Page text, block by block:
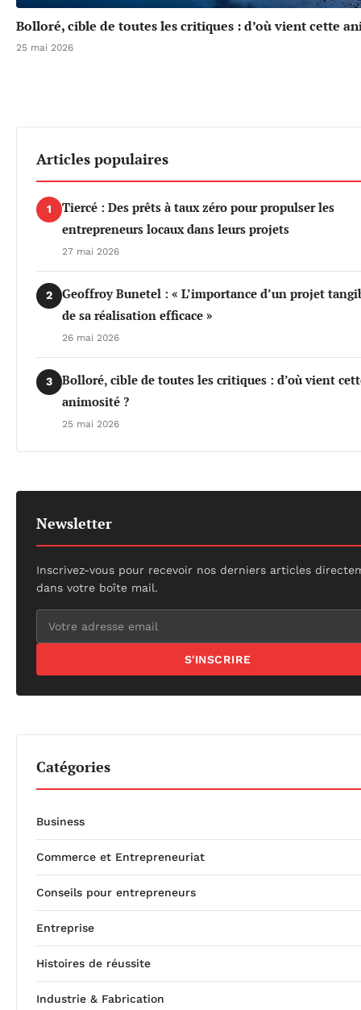
Bolloré, cible de toutes les critiques : d’où vient cette
25 mai 2026
Articles populaires
1
Tiercé : Des prêts à taux zéro pour propulser les
entrepreneurs locaux dans leurs projets
27 mai 2026
2
Geoffroy Bunetel : « L’importance d’un projet
de sa réalisation efficace »
26 mai 2026
3
Bolloré, cible de toutes les critiques : d’où vient
animosité ?
25 mai 2026
Newsletter
Inscrivez-vous pour recevoir nos derniers articles
dans votre boîte mail.
S'INSCRIRE
Catégories
Business
Commerce et Entrepreneuriat
Conseils pour entrepreneurs
Entreprise
Histoires de réussite
Industrie & Fabrication